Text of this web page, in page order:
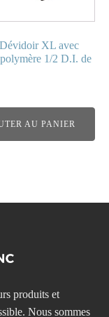
XL avec
1/2 D.I. de
AU PANIER
produits et
Nous sommes